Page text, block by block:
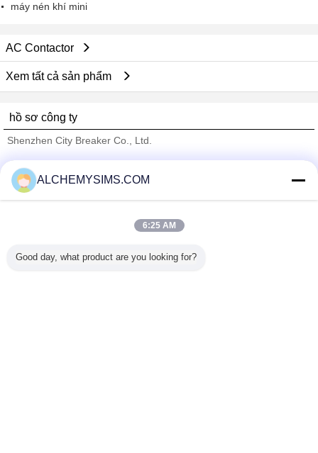
máy nén khí mini
AC Contactor
Xem tất cả sản phẩm
hồ sơ công ty
Shenzhen City Breaker Co., Ltd.
Trust Seal
Verified Suplier
Tất cả sản phẩm
ALCHEMYSIMS.COM
6:25 AM
Good day, what product are you looking for?